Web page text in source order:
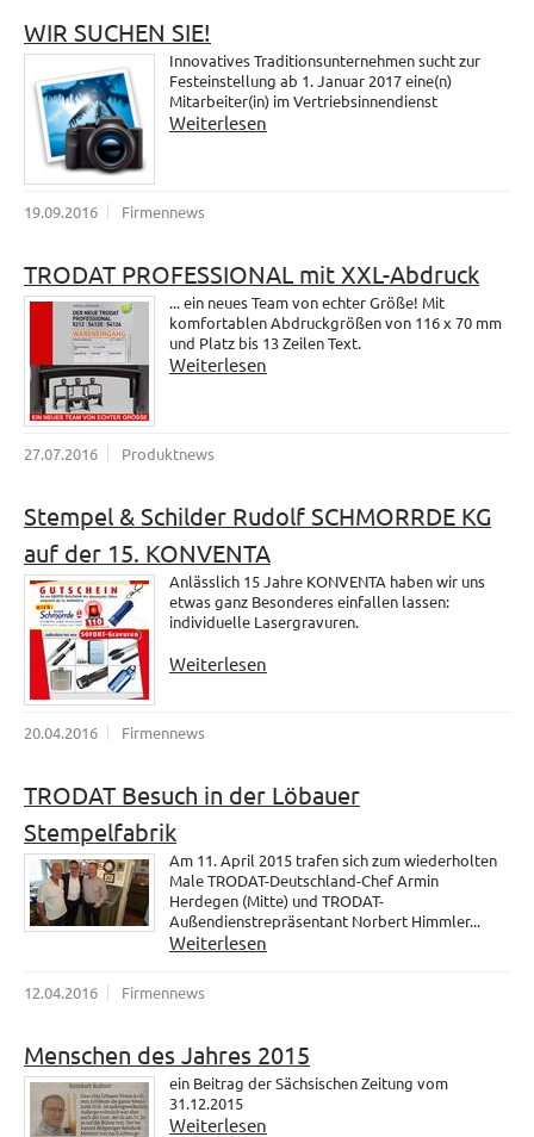
WIR SUCHEN SIE!
Innovatives Traditionsunternehmen sucht zur
Festeinstellung ab 1. Januar 2017 eine(n)
Mitarbeiter(in) im Vertriebsinnendienst
Weiterlesen
19.09.2016 Firmennews
TRODAT PROFESSIONAL mit XXL-Abdruck
... ein neues Team von echter Größe! Mit
komfortablen Abdruckgrößen von 116 x 70 mm
und Platz bis 13 Zeilen Text.
Weiterlesen
27.07.2016 Produktnews
Stempel & Schilder Rudolf SCHMORRDE KG
auf der 15. KONVENTA
Anlässlich 15 Jahre KONVENTA haben wir uns
etwas ganz Besonderes einfallen lassen:
individuelle Lasergravuren.
Weiterlesen
20.04.2016 Firmennews
TRODAT Besuch in der Löbauer
Stempelfabrik
Am 11. April 2015 trafen sich zum wiederholten
Male TRODAT-Deutschland-Chef Armin
Herdegen (Mitte) und TRODAT-
Außendienstrepräsentant Norbert Himmler...
Weiterlesen
12.04.2016 Firmennews
Menschen des Jahres 2015
ein Beitrag der Sächsischen Zeitung vom
31.12.2015
Weiterlesen